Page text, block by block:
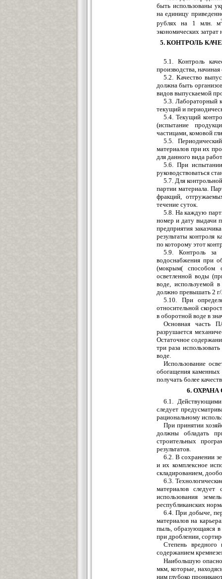
быть использованы
на единицу
рублях на 1 млн. м
экономических
5. КОНТРОЛЬ
5.1. Контроль
производства,
5.2. Качество
должна быть
видов выпускаемой
5.3. Лабораторный
текущий и
5.4. Текущий
(испытание
частицами, комовой
5.5.
материалов при их
для данного вида
5.6. При
руководствоваться
5.7. Для
партии материала.
фракций,
течение суток.
5.8. На каждую
номер и дату выдачи
предприятия
результаты контроля
по которому этот
5.9. Контроль за
водоснабжения при
(мокрым( способом
осветленной воды
воде, используемой
должно превышать 2
5.10. При
относительной
в оборотной воде в
Основная часть
разрушается
Остаточное
три раза
воде.
Использование
обогащения каменных
получать более
6.
6.1.
следует
рациональному
При принятии
должны обладать
строительных
результатов.
6.2. В сохранении
и их комплексное
складированием,
6.3.
материалов
использования
республиканских
6.4. При добыче,
материалов на
пыль, образующаяся в
при дроблении,
Степень вредного
содержанием
Наибольшую
мкм, которые,
ним глубоко